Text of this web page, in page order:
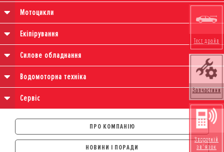
Мотоцикли
Екіпірування
Силове обладнання
Водомоторна техніка
Сервіс
ПРО КОМПАНІЮ
НОВИНИ І ПОРАДИ
Тест драйв
Запчастини
Зворотній
зв'язок